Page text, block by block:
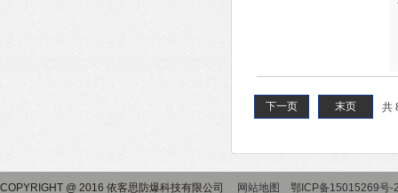
共
下一页 末页
COPYRIGHT @ 2016 依客思防爆科技有限公司 网站地图 鄂ICP备15015269号-